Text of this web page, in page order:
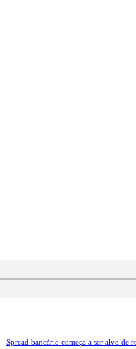
Spread bancário começa a ser alvo de